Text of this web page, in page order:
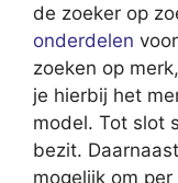
de zoeker op
onderdelen
zoeken op
je hierbij het
model. Tot slot
bezit.
mogelijk om